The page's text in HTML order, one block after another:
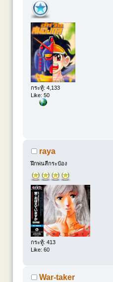
กระทู้: 4,133
Like: 50
raya
ฝึกพ่นสีกระป๋อง
กระทู้: 413
Like: 60
War-taker